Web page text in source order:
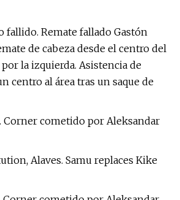
Remate fallado Gastón
de cabeza desde el centro del
la izquierda. Asistencia de
centro al área tras un saque de
Corner cometido por Aleksandar
Alaves. Samu replaces Kike